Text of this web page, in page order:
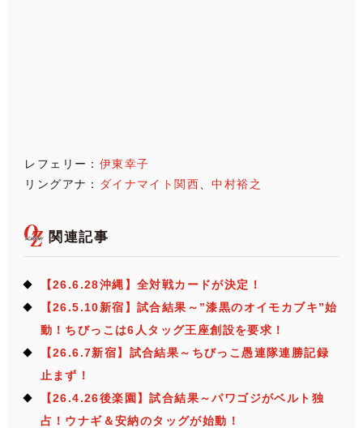
レフェリー： 伊東幸子
リングアナ：
ダイナマイト関西 、中村裕之
関連記事
【26.6.28沖縄】全対戦カードが決定！
【26.5.10新宿】試合結果～”漆黒のオイモカブキ”始
動！ちびっこは6人タッグ王座創設を要求！
【26.6.7新宿】試合結果～ちびっこ愚連隊連勝記録
止まず！
【26.4.26後楽園】試合結果～パワゴジがベルト独
占！ウナギ＆安納のタッグが始動！